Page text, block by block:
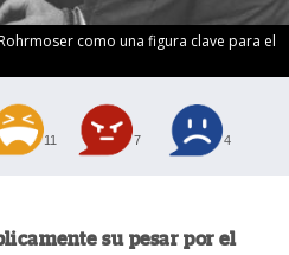
como una figura clave para el
11 7 4
su pesar por el